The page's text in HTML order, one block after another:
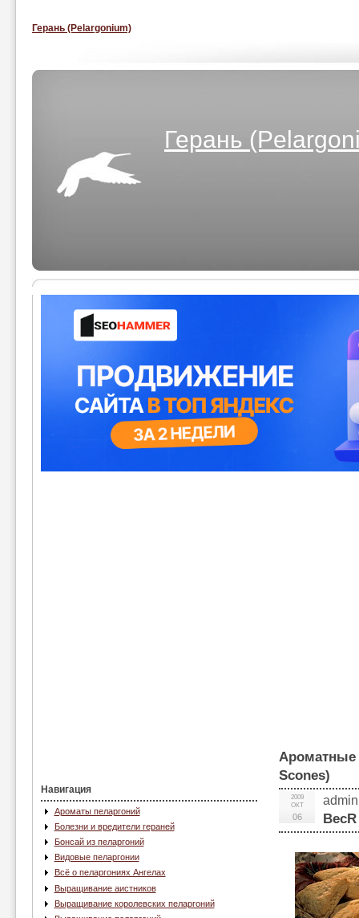
Герань (Pelargonium)
Герань
Навигация
Ароматы пеларгоний
Болезни и вредители гераней
Бонсай из пеларгоний
Видовые пеларгонии
Всё о пеларгониях Ангелах
Выращивание аистников
Выращивание королевских пеларгоний
Ароматные
Scones)
2009
ОКТ
06
admin